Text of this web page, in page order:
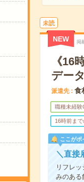
未読
NEW 掲
《16
デー
派遣先 食
職種未経験
16時前ま
ここがポ
＼直接
リフレ
みのある